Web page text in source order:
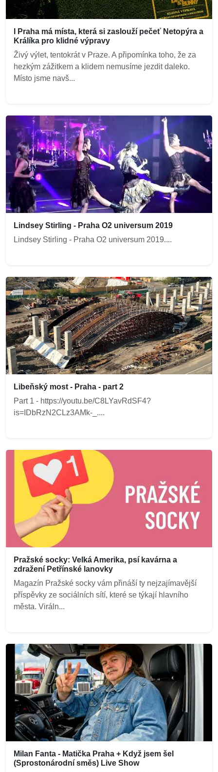
I Praha má místa, která si zaslouží pečeť Netopýra a
Králíka pro klidné výpravy
Živý výlet, tentokrát v Praze. A připomínka toho, že za
hezkým zážitkem a klidem nemusíme jezdit daleko.
Místo jsme navš...
Lindsey Stirling - Praha O2 universum 2019
Lindsey Stirling - Praha O2 universum 2019....
Libeňský most - Praha - part 2
Part 1 - https://youtu.be/C8LYavRdSF4?
is=IDbRzN2CLz3AMk-_....
Pražské socky: Velká Amerika, psí kavárna a
zdražení Petřínské lanovky
Magazín Pražské socky vám přináší ty nejzajímavější
příspěvky ze sociálních sítí, které se týkají hlavního
města. Viráln...
Milan Fanta - Matička Praha + Když jsem šel
(Sprostonárodní směs) Live Show